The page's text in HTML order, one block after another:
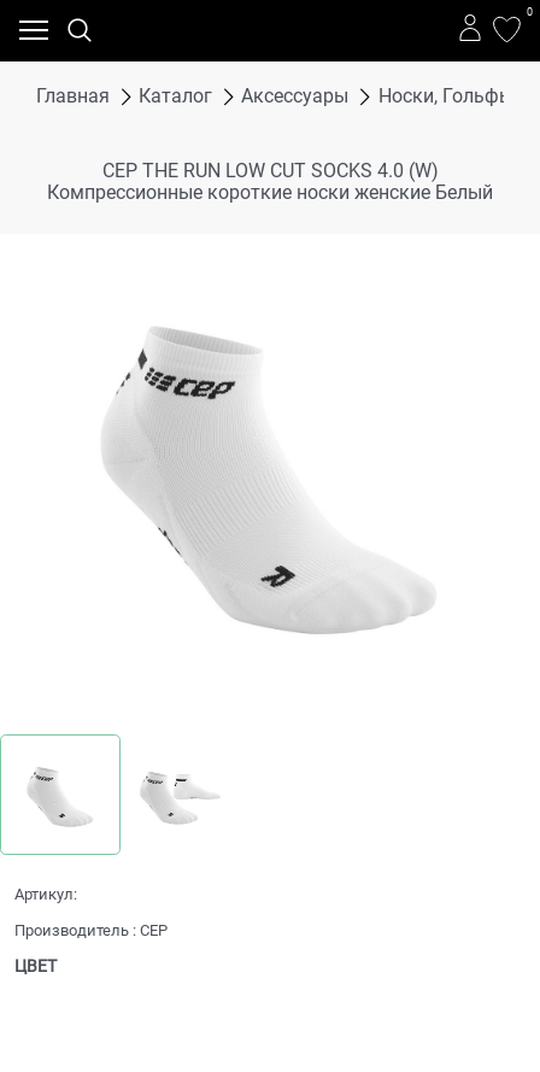
0
Главная Каталог Аксессуары Носки, Гольфы
CEP THE RUN LOW CUT SOCKS 4.0 (W)
Компрессионные короткие носки женские Белый
Артикул:
Производитель : CEP
ЦВЕТ